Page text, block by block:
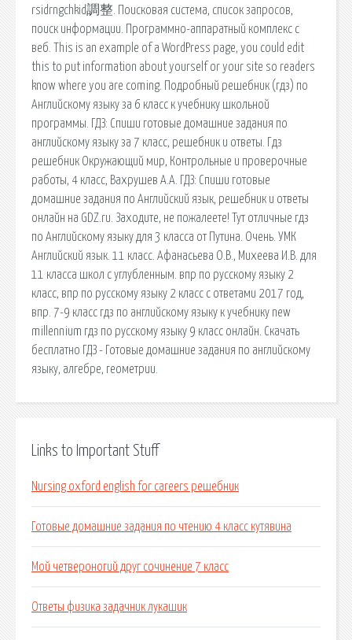
rsidrngchkid調整. Поисковая сиcтема, список запросов,
поиск информации. Программно-аппаратный комплекс с
веб. This is an example of a WordPress page, you could edit
this to put information about yourself or your site so readers
know where you are coming. Подробный решебник (гдз) по
Английскому языку за 6 класс к учебнику школьной
программы. ГДЗ: Спиши готовые домашние задания по
английскому языку за 7 класс, решебник и ответы. Гдз
решебник Окружающий мир, Контрольные и проверочные
работы, 4 класс, Вахрушев А.А. ГДЗ: Спиши готовые
домашние задания по Английский язык, решебник и ответы
онлайн на GDZ.ru. Заходите, не пожалеете! Тут отличные гдз
по Английскому языку для 3 класса от Путина. Очень. УМК
Английский язык. 11 класс. Афанасьева О.В., Михеева И.В. для
11 класса школ с углубленным. впр по русскому языку 2
класс, впр по русскому языку 2 класс с ответами 2017 год,
впр. 7-9 класс гдз по английскому языку к учебнику new
millennium гдз по русскому языку 9 класс онлайн. Скачать
бесплатно ГДЗ - Готовые домашние задания по английскому
языку, алгебре, геометрии.
Links to Important Stuff
Nursing oxford english for careers решебник
Готовые домашние задания по чтению 4 класс кутявина
Мой четвероногий друг сочинение 7 класс
Ответы физика задачник лукашик